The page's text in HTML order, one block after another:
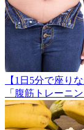
【1日5分で座り
「腹筋トレーニ